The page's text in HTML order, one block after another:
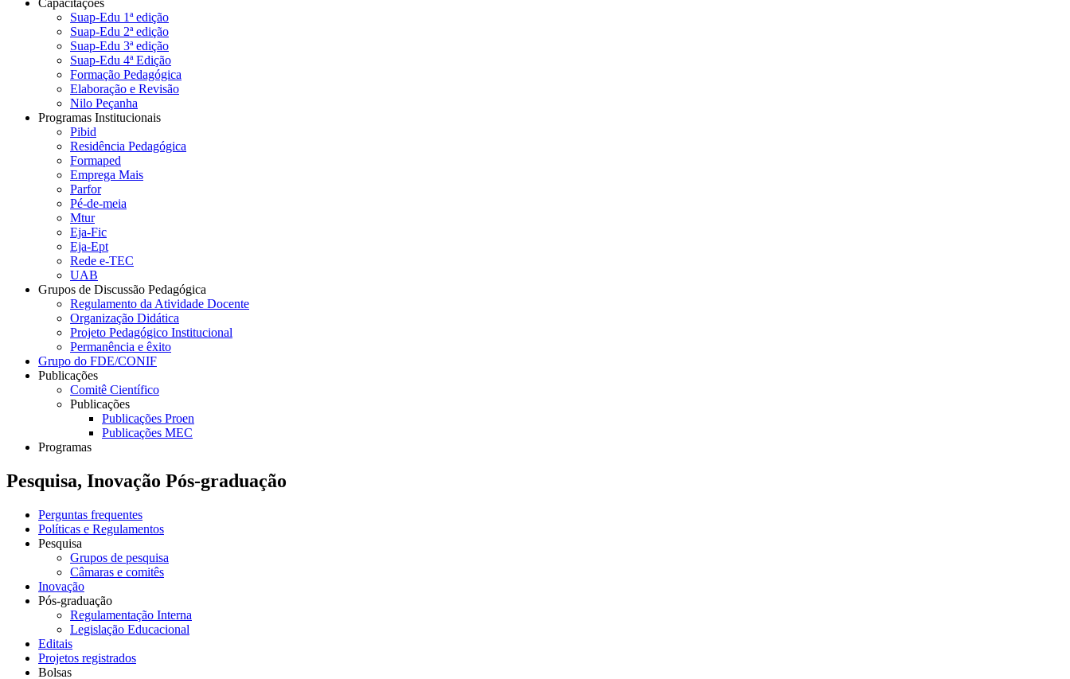
Capacitações
Suap-Edu 1ª edição
Suap-Edu 2ª edição
Suap-Edu 3ª edição
Suap-Edu 4ª Edição
Formação Pedagógica
Elaboração e Revisão
Nilo Peçanha
Programas Institucionais
Pibid
Residência Pedagógica
Formaped
Emprega Mais
Parfor
Pé-de-meia
Mtur
Eja-Fic
Eja-Ept
Rede e-TEC
UAB
Grupos de Discussão Pedagógica
Regulamento da Atividade Docente
Organização Didática
Projeto Pedagógico Institucional
Permanência e êxito
Grupo do FDE/CONIF
Publicações
Comitê Científico
Publicações
Publicações Proen
Publicações MEC
Programas
Pesquisa, Inovação Pós-graduação
Perguntas frequentes
Políticas e Regulamentos
Pesquisa
Grupos de pesquisa
Câmaras e comitês
Inovação
Pós-graduação
Regulamentação Interna
Legislação Educacional
Editais
Projetos registrados
Bolsas